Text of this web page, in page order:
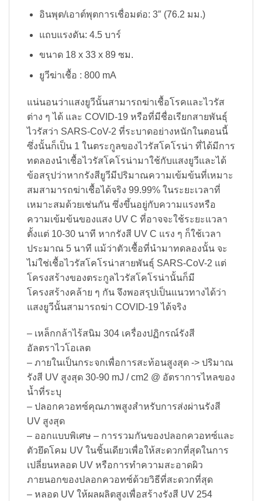
อินพุต/เอาต์พุตการเชื่อมต่อ: 3″ (76.2 มม.)
แถบแรงดัน: 4.5 บาร์
ขนาด 18 x 33 x 89 ซม.
ยูวีฆ่าเชื้อ : 800 mA
แน่นอนว่าแสงยูวีนั้นสามารถฆ่าเชื้อโรคและไวรัส
ต่าง ๆ ได้ และ COVID-19 หรือที่มีชื่อเรียกสายพันธุ์
ไวรัสว่า SARS-CoV-2 ที่ระบาดอย่างหนักในตอนนี้
ซึ่งนั้นก็เป็น 1 ในตระกูลของไวรัสโคโรน่า ที่ได้มีการ
ทดลองนำเชื้อไวรัสโคโรน่ามาใช้กับแสงยูวีและได้
ข้อสรุปว่าหากรังสียูวีมีปริมาณความเข้มข้นที่เหมาะ
สมสามารถฆ่าเชื้อได้จริง 99.99% ในระยะเวลาที่
เหมาะสมด้วยเช่นกัน ซึ่งขึ้นอยู่กับความแรงหรือ
ความเข้มข้นของแสง UV C ที่อาจจะใช้ระยะแวลา
ตั้งแต่ 10-30 นาที หากรังสี UV C แรง ๆ ก็ใช้เวลา
ประมาณ 5 นาที แม้ว่าตัวเชื้อที่นำมาทดลองนั้น จะ
ไม่ใช่เชื้อไวรัสโคโรน่าสายพันธุ์ SARS-CoV-2 แต่
โครงสร้างของตระกูลไวรัสโคโรน่านั้นก็มี
โครงสร้างคล้าย ๆ กัน จึงพอสรุปเป็นแนวทางได้ว่า
แสงยูวีนั้นสามารถฆ่า COVID-19 ได้จริง
– เหล็กกล้าไร้สนิม 304 เครื่องปฏิกรณ์รังสี
อัลตราไวโอเลต
– ภายในเป็นกระจกเพื่อการสะท้อนสูงสุด -> ปริมาณ
รังสี UV สูงสุด 30-90 mJ / cm2 @ อัตราการไหลของ
น้ำที่ระบุ
– ปลอกควอทซ์คุณภาพสูงสำหรับการส่งผ่านรังสี
UV สูงสุด
– ออกแบบพิเศษ – การรวมกันของปลอกควอทซ์และ
ตัวยึดโคม UV ในชิ้นเดียวเพื่อให้สะดวกที่สุดในการ
เปลี่ยนหลอด UV หรือการทำความสะอาดผิว
ภายนอกของปลอกควอทซ์ด้วยวิธีที่สะดวกที่สุด
– หลอด UV ให้ผลผลิตสูงเพื่อสร้างรังสี UV 254